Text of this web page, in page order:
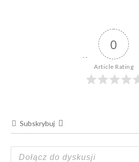
0
Article Rating
Subskrybuj